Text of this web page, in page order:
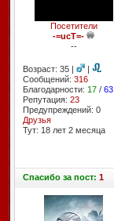
Посетители
-=ucT=-
--
Возраст: 35 |
|
Сообщений: 316
Благодарности: 17/ 63
Репутация: 23
Предупреждений: 0
Друзья
Тут: 18 лет 2 месяцa
Спасибоза пост: 1